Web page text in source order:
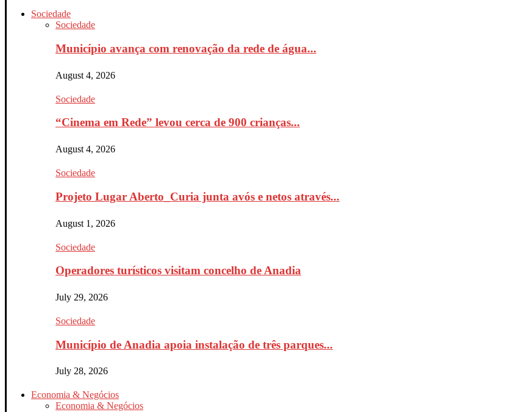
Sociedade
Sociedade
Município avança com renovação da rede de água...
August 4, 2026
Sociedade
“Cinema em Rede” levou cerca de 900 crianças...
August 4, 2026
Sociedade
Projeto Lugar Aberto_Curia junta avós e netos através...
August 1, 2026
Sociedade
Operadores turísticos visitam concelho de Anadia
July 29, 2026
Sociedade
Município de Anadia apoia instalação de três parques...
July 28, 2026
Economia & Negócios
Economia & Negócios